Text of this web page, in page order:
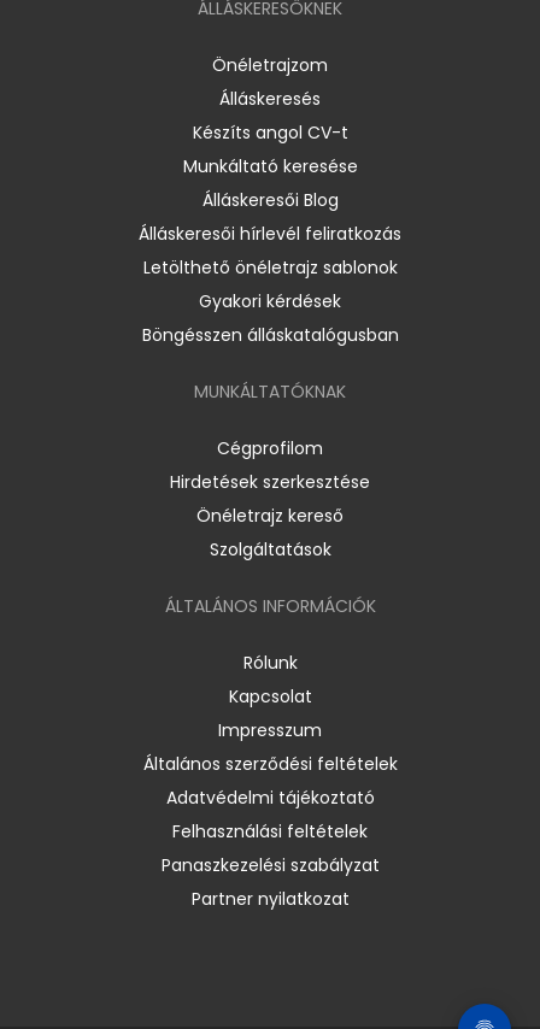
ÁLLÁSKERESŐKNEK
Önéletrajzom
Álláskeresés
Készíts angol CV-t
Munkáltató keresése
Álláskeresői Blog
Álláskeresői hírlevél feliratkozás
Letölthető önéletrajz sablonok
Gyakori kérdések
Böngésszen álláskatalógusban
MUNKÁLTATÓKNAK
Cégprofilom
Hirdetések szerkesztése
Önéletrajz kereső
Szolgáltatások
ÁLTALÁNOS INFORMÁCIÓK
Rólunk
Kapcsolat
Impresszum
Általános szerződési feltételek
Adatvédelmi tájékoztató
Felhasználási feltételek
Panaszkezelési szabályzat
Partner nyilatkozat